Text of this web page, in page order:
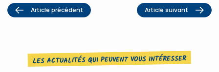
Article précédent Article suivant
LES ACTUALITÉS QUI PEUVENT VOUS INTÉRESSER